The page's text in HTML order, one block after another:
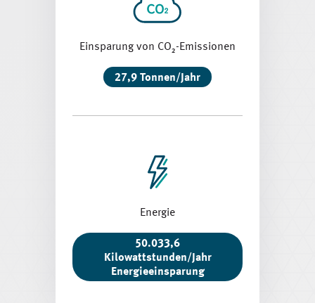
Einsparung von CO₂-Emissionen
27,9 Tonnen/Jahr
Energie
50.033,6
Kilowattstunden/Jahr
Energieeinsparung